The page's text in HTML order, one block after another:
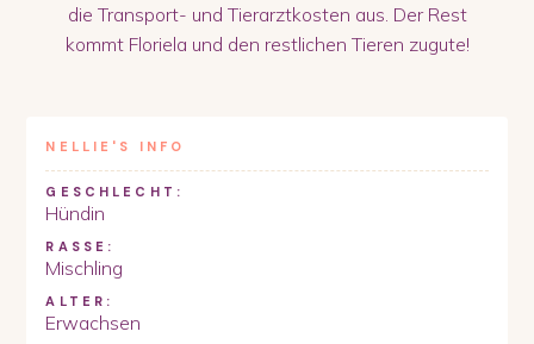
die Transport- und Tierarztkosten aus. Der Rest
kommt Floriela und den restlichen Tieren zugute!
NELLIE 'S INFO
GESCHLECHT:
Hündin
RASSE:
Mischling
ALTER:
Erwachsen